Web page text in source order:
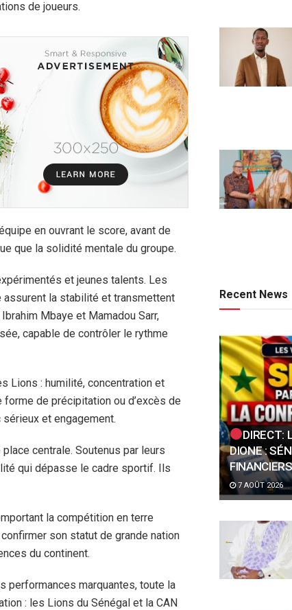
de joueurs.
en ouvrant le score, avant de
que la solidité mentale du groupe.
et jeunes talents. Les
assurent la stabilité et transmettent
Mbaye et Mamadou Sarr,
capable de contrôler le rythme
Lions : humilité, concentration et
de précipitation ou d’excès de
et engagement.
centrale. Soutenus par leurs
qui dépasse le cadre sportif. Ils
la compétition en terre
son statut de grande nation
du continent.
performances marquantes, toute la
: les Lions du Sénégal et la CAN
Recent News
DIRECT:
DIONE :
7 AOÛT 2026